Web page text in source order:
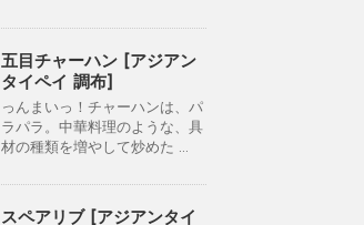
五目チャーハン [アジアン
タイペイ 調布]
っんまいっ！チャーハンは、パ
ラパラ。中華料理のような、具
材の種類を増やして炒めた ...
スペアリブ [アジアンタイ